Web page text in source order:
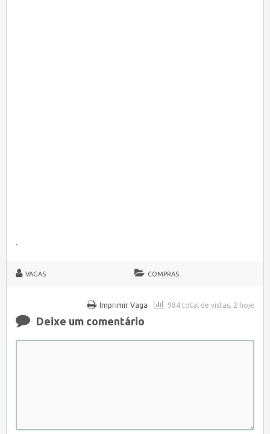
.
VAGAS COMPRAS
984 total de vistas, 2 hoje
Imprimir Vaga
Deixe um comentário